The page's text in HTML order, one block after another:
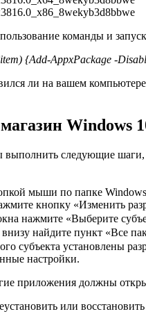
команды и
{Add-AppxPackage -
ли на вашем
Windows
выполнить следующие
мыши по папке
кнопку «Изменить
нажмите «Выберите
внизу найдите пункт «Все
субъекта установлены
настройки.
приложения должны
или